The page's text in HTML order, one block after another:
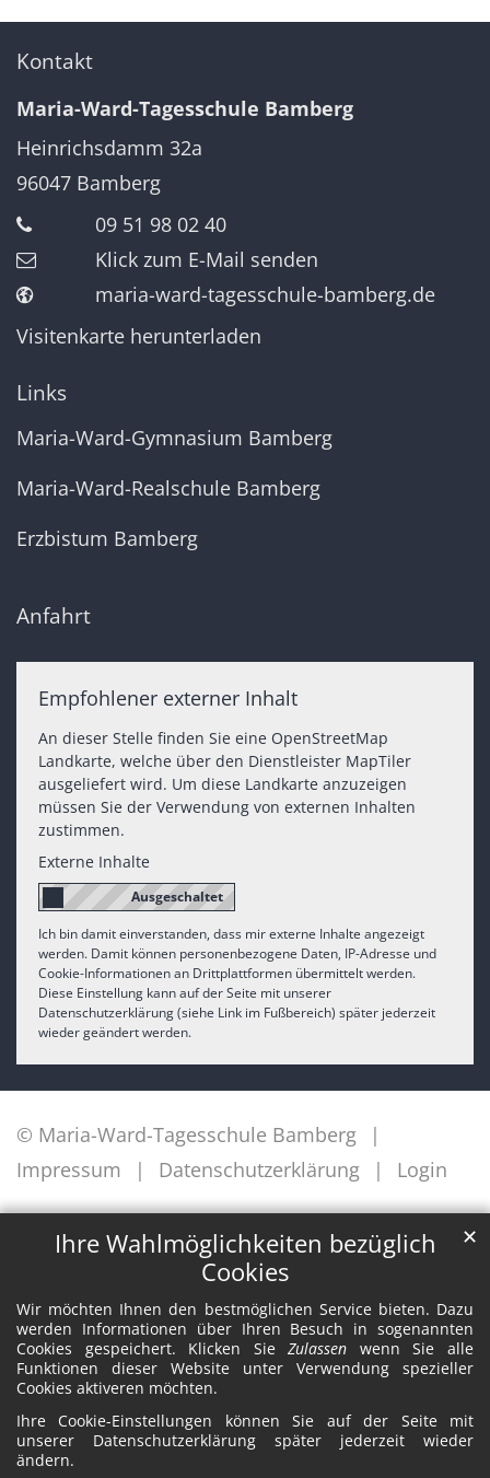
Ihre Wahlmöglichkeiten bezüglich
Cookies
Wir möchten Ihnen den bestmöglichen Service bieten. Dazu
werden Informationen über Ihren Besuch in sogenannten
Cookies gespeichert. Klicken SieZulassen wenn Sie alle
Funktionen dieser Website unter Verwendung spezieller
Cookies aktiveren möchten.
Ihre Cookie-Einstellungen können Sie auf der Seite mit
unserer Datenschutzerklärung später jederzeit wieder
ändern.
✕
Kontakt
Maria-Ward-Tagesschule Bamberg
Heinrichsdamm 32a
96047 Bamberg
09 51 98 02 40
Klick zum E-Mail senden
maria-ward-tagesschule-bamberg.de
Visitenkarte herunterladen
Links
Maria-Ward-Gymnasium Bamberg
Maria-Ward-Realschule Bamberg
Erzbistum Bamberg
Anfahrt
Empfohlener externer Inhalt
An dieser Stelle finden Sie eine OpenStreetMap
Landkarte, welche über den Dienstleister MapTiler
ausgeliefert wird. Um diese Landkarte anzuzeigen
müssen Sie der Verwendung von externen Inhalten
zustimmen.
Externe Inhalte
Ich bin damit einverstanden, dass mir externe Inhalte angezeigt
werden. Damit können personenbezogene Daten, IP-Adresse und
Cookie-Informationen an Drittplattformen übermittelt werden.
Diese Einstellung kann auf der Seite mit unserer
Datenschutzerklärung (siehe Link im Fußbereich) später jederzeit
wieder geändert werden.
© Maria-Ward-Tagesschule Bamberg
Impressum
Datenschutzerklärung Login